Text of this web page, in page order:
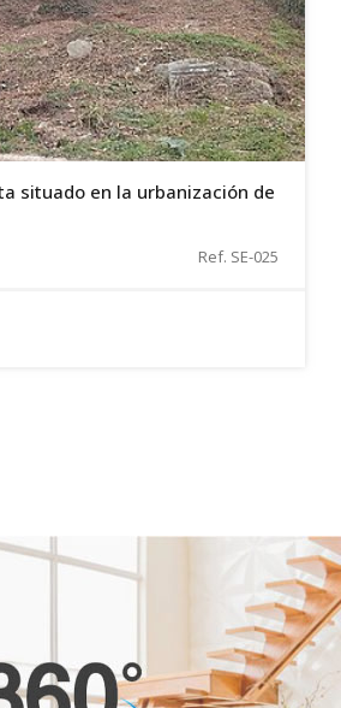
situado en la urbanización de
Ref. SE-025